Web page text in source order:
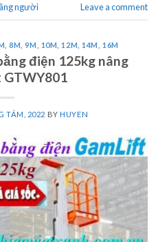
người Leave a comment
8M, 9M, 10M, 12M, 14M, 16M
điện 125kg nâng
GTWY801
TÁM, 2022 BYHUYEN